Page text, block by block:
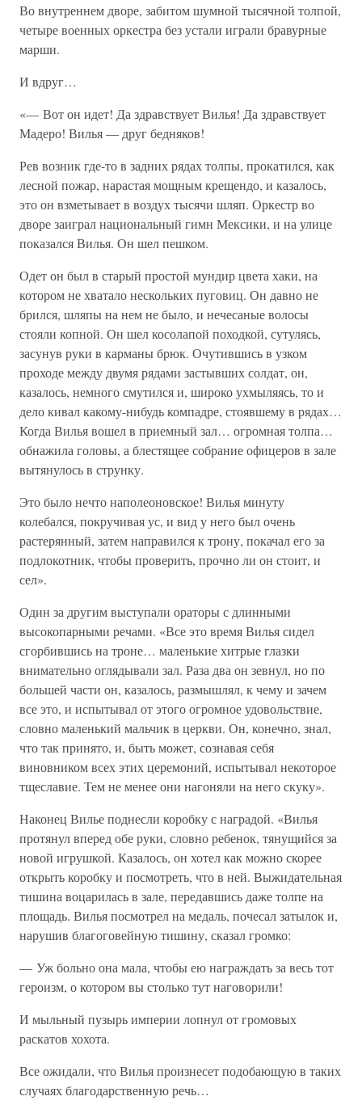
Во внутреннем дворе, забитом шумной тысячной толпой,
четыре военных оркестра без устали играли бравурные
марши.
И вдруг…
«— Вот он идет! Да здравствует Вилья! Да здравствует
Мадеро! Вилья — друг бедняков!
Рев возник где-то в задних рядах толпы, прокатился, как
лесной пожар, нарастая мощным крещендо, и казалось,
это он взметывает в воздух тысячи шляп. Оркестр во
дворе заиграл национальный гимн Мексики, и на улице
показался Вилья. Он шел пешком.
Одет он был в старый простой мундир цвета хаки, на
котором не хватало нескольких пуговиц. Он давно не
брился, шляпы на нем не было, и нечесаные волосы
стояли копной. Он шел косолапой походкой, сутулясь,
засунув руки в карманы брюк. Очутившись в узком
проходе между двумя рядами застывших солдат, он,
казалось, немного смутился и, широко ухмыляясь, то и
дело кивал какому-нибудь компадре, стоявшему в рядах…
Когда Вилья вошел в приемный зал… огромная толпа…
обнажила головы, а блестящее собрание офицеров в зале
вытянулось в струнку.
Это было нечто наполеоновское! Вилья минуту
колебался, покручивая ус, и вид у него был очень
растерянный, затем направился к трону, покачал его за
подлокотник, чтобы проверить, прочно ли он стоит, и
сел».
Один за другим выступали ораторы с длинными
высокопарными речами. «Все это время Вилья сидел
сгорбившись на троне… маленькие хитрые глазки
внимательно оглядывали зал. Раза два он зевнул, но по
большей части он, казалось, размышлял, к чему и зачем
все это, и испытывал от этого огромное удовольствие,
словно маленький мальчик в церкви. Он, конечно, знал,
что так принято, и, быть может, сознавая себя
виновником всех этих церемоний, испытывал некоторое
тщеславие. Тем не менее они нагоняли на него скуку».
Наконец Вилье поднесли коробку с наградой. «Вилья
протянул вперед обе руки, словно ребенок, тянущийся за
новой игрушкой. Казалось, он хотел как можно скорее
открыть коробку и посмотреть, что в ней. Выжидательная
тишина воцарилась в зале, передавшись даже толпе на
площадь. Вилья посмотрел на медаль, почесал затылок и,
нарушив благоговейную тишину, сказал громко:
— Уж больно она мала, чтобы ею награждать за весь тот
героизм, о котором вы столько тут наговорили!
И мыльный пузырь империи лопнул от громовых
раскатов хохота.
Все ожидали, что Вилья произнесет подобающую в таких
случаях благодарственную речь…